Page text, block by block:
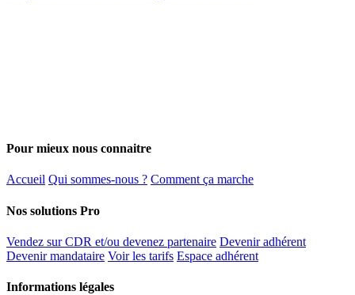
Pour mieux nous connaitre
Accueil Qui sommes-nous ? Comment ça marche
Nos solutions Pro
Vendez sur CDR et/ou devenez partenaire Devenir adhérent
Devenir mandataire Voir les tarifs Espace adhérent
Informations légales